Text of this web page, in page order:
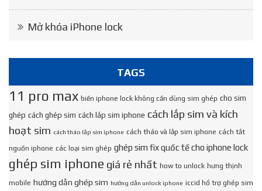
Mở khóa iPhone lock
TAGS
11 pro max biến iphone lock không cần dùng sim ghép cho sim
ghép cách ghép sim cách lắp sim iphone cách lắp sim và kích
hoạt sim cách tháo lắp sim iphone cách tháo và lắp sim iphone cách tắt
nguồn iphone các loại sim ghép ghép sim fix quốc tế cho iphone lock
ghép sim iphone giá rẻ nhất how to unlock hưng thịnh
mobile hướng dẫn ghép sim hướng dẫn unlock iphone iccid hổ trợ ghép sim